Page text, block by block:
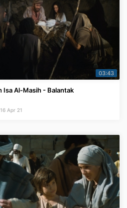
03:43
Isa Al-Masih - Balantak
16 Apr 21